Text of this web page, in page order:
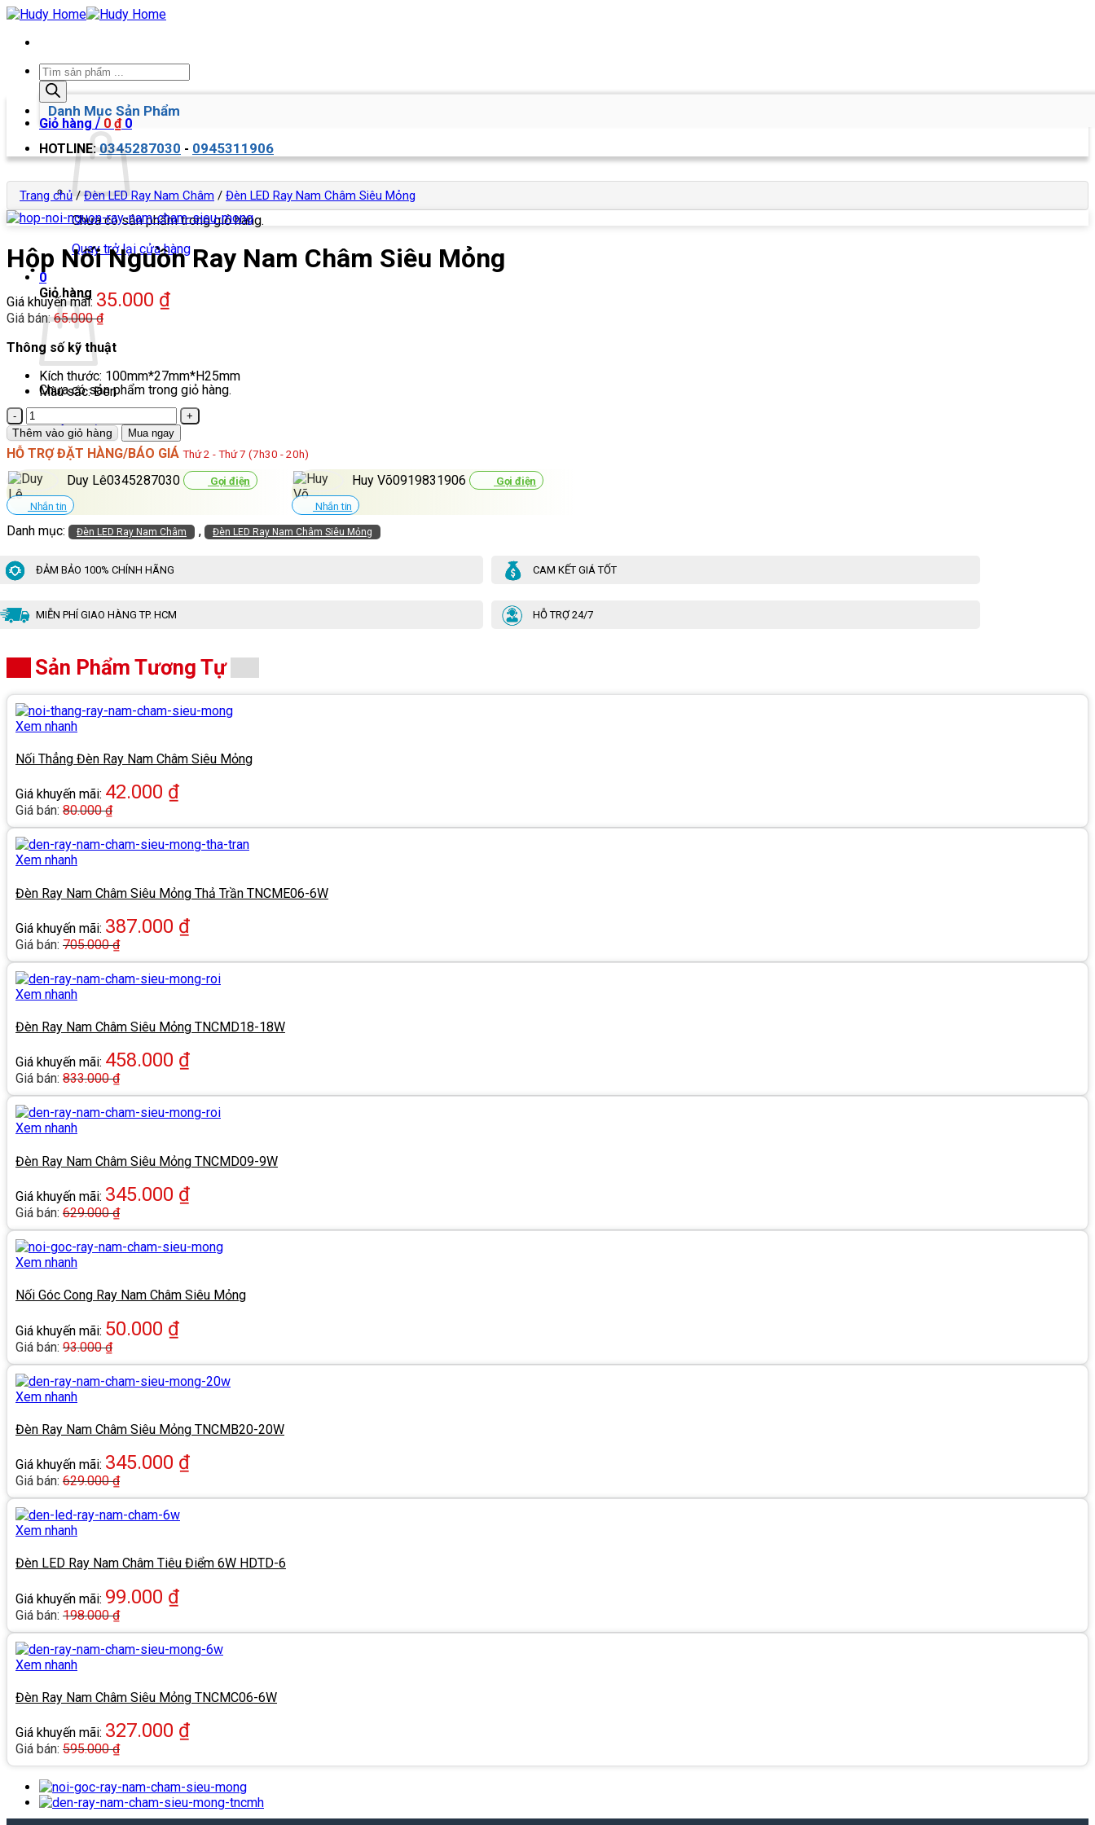
Bỏ
Tìm
kiếm
sản
phẩm
Giỏ hàng / 0 ₫ 0
Chưa có sản phẩm trong giỏ hàng.
Quay trở lại cửa hàng
0
Giỏ hàng
Chưa có sản phẩm trong giỏ hàng.
Danh Mục Sản Phẩm
HOTLINE:0345287030 - 0945311906
Trang chủ / Đèn LED Ray Nam Châm / Đèn LED Ray Nam Châm Siêu Mỏng
Hộp Nối Nguồn Ray Nam Châm Siêu Mỏng
Giá khuyến mãi: 35.000 ₫
Giá bán:65.000₫
Thông số kỹ thuật
Kích thước: 100mm*27mm*H25mm
Màu sắc: Đen
Hộp
Nối
Nguồn
Ray
Nam
Châm
Siêu
Mỏng
số
Thêm vào giỏ hàng Mua ngay
HỖ TRỢ ĐẶT HÀNG/BÁO GIÁ Thứ 2 - Thứ 7 (7h30 - 20h)
Duy Lê0345287030 Gọi điện
Nhắn tin
Huy Võ0919831906 Gọi điện
Nhắn tin
Danh mục: Đèn LED Ray Nam Châm , Đèn LED Ray Nam Châm Siêu Mỏng
ĐẢM BẢO 100% CHÍNH HÃNG CAM KẾT GIÁ TỐT
MIỄN PHÍ GIAO HÀNG TP. HCM HỖ TRỢ 24/7
Sản Phẩm Tương Tự
Xem nhanh
Nối Thẳng Đèn Ray Nam Châm Siêu Mỏng
Giá khuyến mãi: 42.000 ₫
Giá bán: 80.000₫
Xem nhanh
Đèn Ray Nam Châm Siêu Mỏng Thả Trần TNCME06-6W
Giá khuyến mãi: 387.000 ₫
Giá bán: 705.000₫
Xem nhanh
Đèn Ray Nam Châm Siêu Mỏng TNCMD18-18W
Giá khuyến mãi: 458.000 ₫
Giá bán: 833.000₫
Xem nhanh
Đèn Ray Nam Châm Siêu Mỏng TNCMD09-9W
Giá khuyến mãi: 345.000 ₫
Giá bán: 629.000₫
Xem nhanh
Nối Góc Cong Ray Nam Châm Siêu Mỏng
Giá khuyến mãi: 50.000 ₫
Giá bán: 93.000₫
Xem nhanh
Đèn Ray Nam Châm Siêu Mỏng TNCMB20-20W
Giá khuyến mãi: 345.000 ₫
Giá bán: 629.000₫
Xem nhanh
Đèn LED Ray Nam Châm Tiêu Điểm 6W HDTD-6
Giá khuyến mãi: 99.000 ₫
Giá bán: 198.000₫
Xem nhanh
Đèn Ray Nam Châm Siêu Mỏng TNCMC06-6W
Giá khuyến mãi: 327.000 ₫
Giá bán: 595.000₫